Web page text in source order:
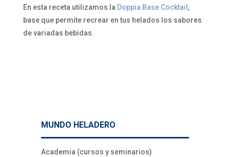
En esta receta utilizamos la Doppia Base Cocktail,
base que permite recrear en tus helados los sabores
de variadas bebidas.
MUNDO HELADERO
Academia (cursos y seminarios)